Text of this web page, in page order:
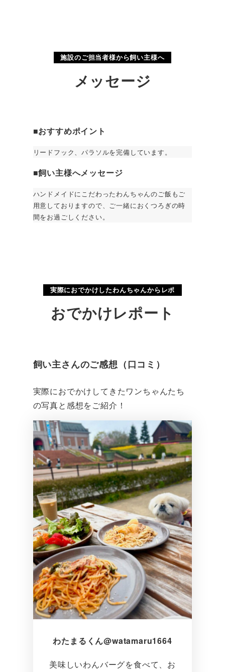
施設のご担当者様から飼い主様へ
メッセージ
■おすすめポイント
リードフック、パラソルを完備しています。
■飼い主様へメッセージ
ハンドメイドにこだわったわんちゃんのご飯もご
用意しておりますので、ご一緒におくつろぎの時
間をお過ごしください。
実際におでかけしたわんちゃんからレポ
おでかけレポート
飼い主さんのご感想（口コミ）
実際におでかけしてきたワンちゃんたち
の写真と感想をご紹介！
わたまるくん@watamaru1664
美味しいわんバーグを食べて、お